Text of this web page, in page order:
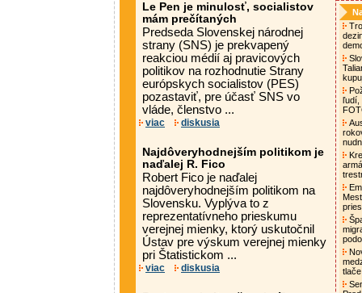
Le Pen je minulosť, socialistov
mám prečítaných
Predseda Slovenskej národnej
strany (SNS) je prekvapený
reakciou médií aj pravicových
politikov na rozhodnutie Strany
európskych socialistov (PES)
pozastaviť, pre účasť SNS vo
vláde, členstvo ...
viac diskusia
Najdôveryhodnejším politikom je
naďalej R. Fico
Robert Fico je naďalej
najdôveryhodnejším politikom na
Slovensku. Vyplýva to z
reprezentatívneho prieskumu
verejnej mienky, ktorý uskutočnil
Ústav pre výskum verejnej mienky
pri Štatistickom ...
viac diskusia
ľudí,